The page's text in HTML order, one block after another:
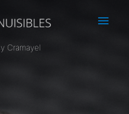
Cramayel